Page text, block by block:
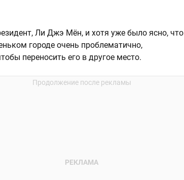
Ли Джэ Мён, и хотя уже было ясно, что
городе очень проблематично,
переносить его в другое место.